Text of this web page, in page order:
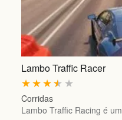
Lambo Traffic Racer
★
★
★
★
★
Corridas
Lambo Traffic Racing é